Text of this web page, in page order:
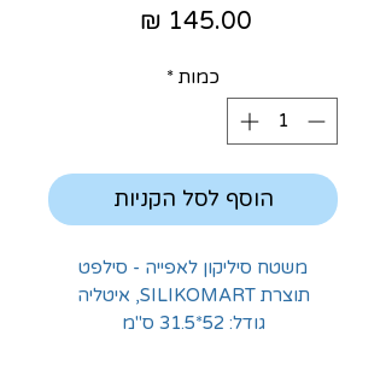
כמות *
הוסף לסל הקניות
משטח סיליקון לאפייה - סילפט
תוצרת SILIKOMART, איטליה
גודל: 52*31.5 ס"מ